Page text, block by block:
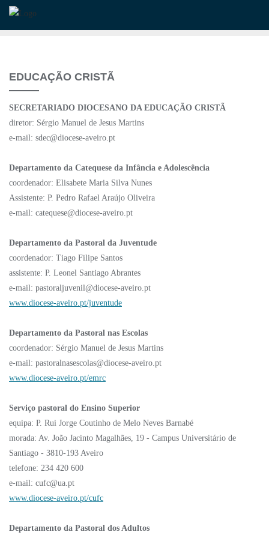
Skip
EDUCAÇÃO CRISTÃ
SECRETARIADO DIOCESANO DA EDUCAÇÃO CRISTÃ
diretor: Sérgio Manuel de Jesus Martins
e-mail: sdec@diocese-aveiro.pt
Departamento da Catequese da Infância e Adolescência
coordenador: Elisabete Maria Silva Nunes
Assistente: P. Pedro Rafael Araújo Oliveira
e-mail: catequese@diocese-aveiro.pt
Departamento da Pastoral da Juventude
coordenador: Tiago Filipe Santos
assistente: P. Leonel Santiago Abrantes
e-mail: pastoraljuvenil@diocese-aveiro.pt
www.diocese-aveiro.pt/juventude
Departamento da Pastoral nas Escolas
coordenador: Sérgio Manuel de Jesus Martins
e-mail: pastoralnasescolas@diocese-aveiro.pt
www.diocese-aveiro.pt/emrc
Serviço pastoral do Ensino Superior
equipa: P. Rui Jorge Coutinho de Melo Neves Barnabé
morada: Av. João Jacinto Magalhães, 19 - Campus Universitário de
Santiago - 3810-193 Aveiro
telefone: 234 420 600
e-mail: cufc@ua.pt
www.diocese-aveiro.pt/cufc
Departamento da Pastoral dos Adultos